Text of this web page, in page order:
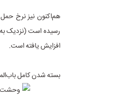
افزایش یافته است.
بسته شدن کامل